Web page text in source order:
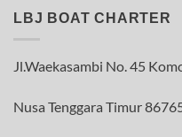
LBJ BOAT CHARTER
Jl.Waekasambi No. 45
Nusa Tenggara Timur